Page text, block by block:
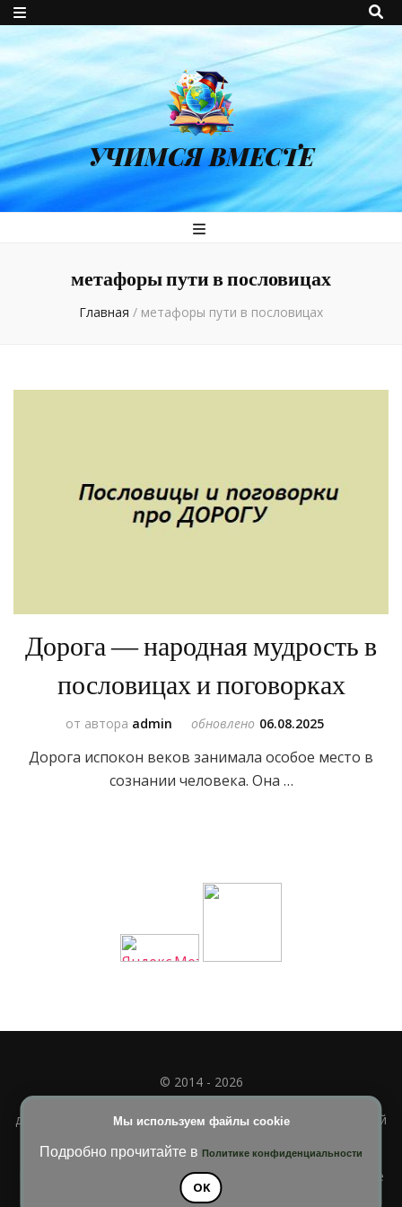
УЧИМСЯ ВМЕСТЕ
метафоры пути в пословицах
Главная / метафоры пути в пословицах
Дорога — народная мудрость в
пословицах и поговорках
от автора admin обновлено 06.08.2025
Дорога испокон веков занимала особое место в
сознании человека. Она …
Мы используем файлы cookie
Подробно прочитайте в Политике конфиденциальности
OK
© 2014 - 2026
Полное или частичное использование материала
допускается только при наличии активной и индексируемой
Blossom Diva | РазработанаТемы Blossom
. На платформе
WordPress